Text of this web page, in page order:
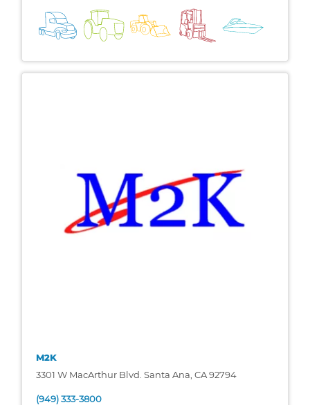
M2K
3301 W MacArthur Blvd. Santa Ana, CA 92794
(949) 333-3800